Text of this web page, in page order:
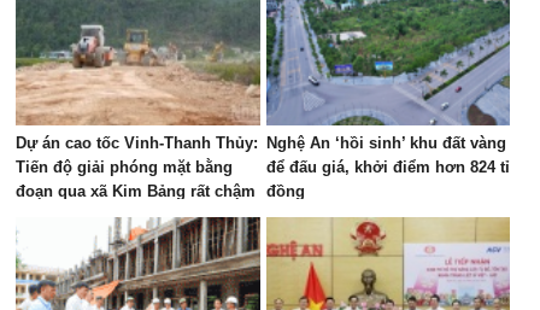
Dự án cao tốc Vinh-Thanh Thủy:
Tiến độ giải phóng mặt bằng
đoạn qua xã Kim Bảng rất chậm
Nghệ An ‘hồi sinh’ khu đất vàng
để đấu giá, khởi điểm hơn 824 tỉ
đồng